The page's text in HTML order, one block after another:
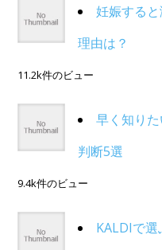
妊娠する
理由は？
11.2k件のビュー
早く知り
判断5選
9.4k件のビュー
KALDIで